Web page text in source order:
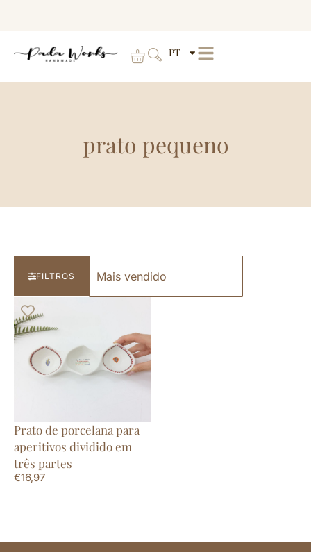
PT
prato pequeno
FILTROS
Prato de porcelana para
aperitivos dividido em
três partes
€16,97